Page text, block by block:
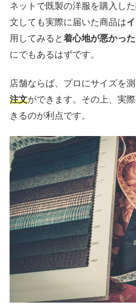
ネットで既製の洋服を購入し
文しても実際に届いた商品は
用してみると着心地が悪かった
にでもあるはずです。
店舗ならば、プロにサイズを
注文ができます。その上、実
きるのが利点です。